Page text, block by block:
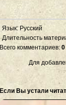
Язык: Русский
Длительность
Всего комментариев: 0
Для
Если Вы устали